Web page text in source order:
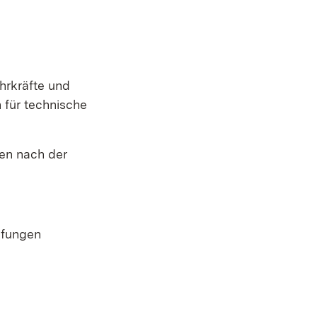
und
für technische
nach der